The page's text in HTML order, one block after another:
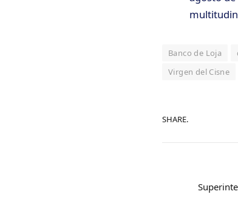
Banco de Loja
Virgen del Cisne
SHARE.